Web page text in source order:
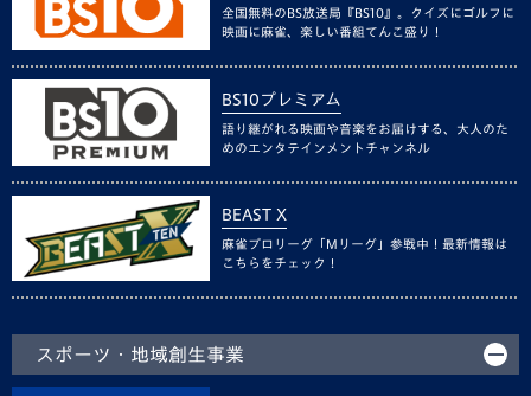
全国無料のBS放送局『BS10』。クイズにゴルフに
映画に麻雀、楽しい番組てんこ盛り！
BS10プレミアム
語り継がれる映画や音楽をお届けする、大人のた
めのエンタテインメントチャンネル
BEAST X
麻雀プロリーグ「Mリーグ」参戦中！最新情報は
こちらをチェック！
スポーツ・地域創生事業